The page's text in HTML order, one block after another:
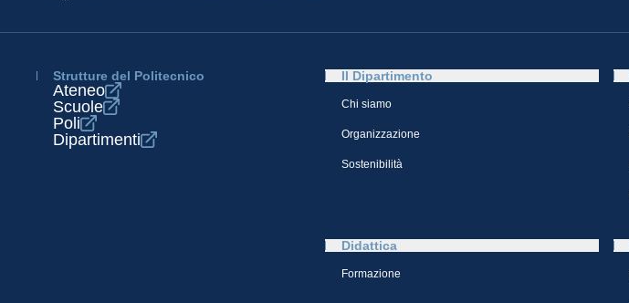
Strutture del Politecnico
Ateneo
Scuole
Poli
Dipartimenti
Il Dipartimento
Chi siamo
Organizzazione
Sostenibilità
Didattica
Formazione